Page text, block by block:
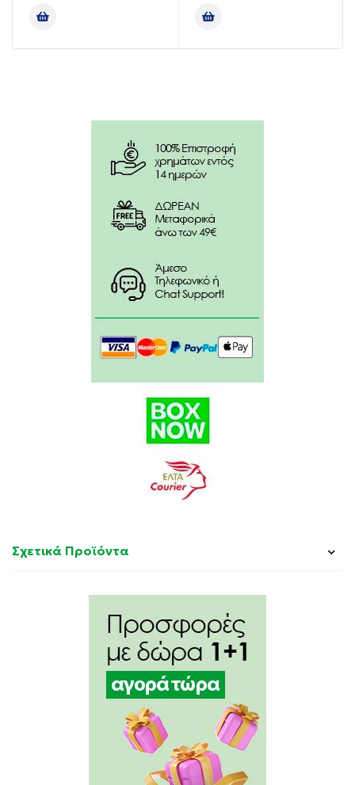
νερό.
Συστατικά:
AQUA, PEG-7 GLYCERYL COCOATE , SODIUM
GLYCERIN, PEG-4 RAPESEEDAMIDE, TEA-LAURYL
SULFATE, PARFUM, ACRYLIC POLYMER EMULSION,
TETRAMETHYLGLYCOLURIL, STYRENE/ACRYLATES
SODIUM, ALPHA-AMYLASE, CELLULASE, LIPASE,
BENZISOTHIAZOLINONE, CHAMOMILLA RECUTITA
Σχετικά Προϊόντα